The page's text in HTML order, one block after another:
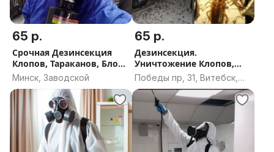
65 р.
Срочная Дезинсекция
Клопов, Тараканов, Блох
в Минске и Минском
районе
Минск, Заводской
65 р.
Дезинсекция.
Уничтожение Клопов,
Тараканов, Клещей
Победы пр, 31, Витебск,
Витебская область